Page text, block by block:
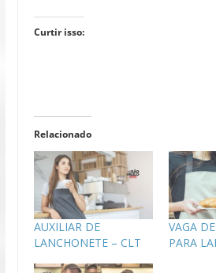
Curtir isso:
Relacionado
AUXILIAR DE
LANCHONETE – CLT
VAGA
PARA